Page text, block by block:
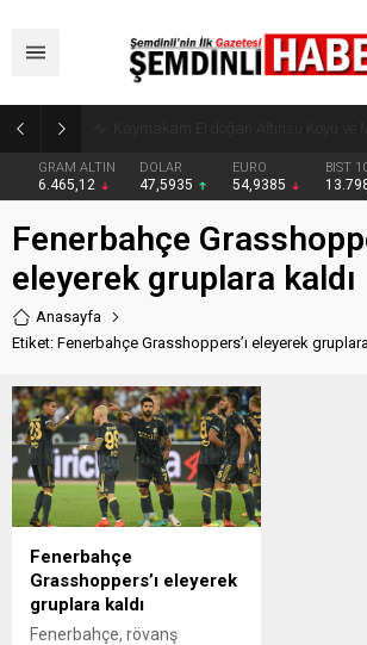
GRAM ALTIN
6.465,12
DOLAR
47,5935
EURO
54,9385
BIST
Fenerbahçe
eleyerek gruplara kaldı
Anasayfa
Etiket: Fenerbahçe Grasshoppers’ı eleyerek
Fenerbahçe
Grasshoppers’ı eleyerek
gruplara kaldı
Fenerbahçe, rövanş